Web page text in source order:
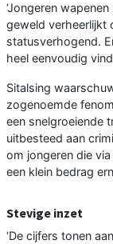
‘Jongeren
geweld verheerlijkt
statusverhogend.
heel eenvoudig
Sitalsing
zogenoemde
een snelgroeiende
uitbesteed aan
om jongeren die
een klein bedrag
Stevige inzet
‘De cijfers tonen